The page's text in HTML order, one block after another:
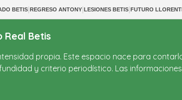
BETIS|REGRESO ANTONY|LESIONES BETIS|FUTURO
Real Betis
propia. Este espacio nace para
y criterio periodístico. Las